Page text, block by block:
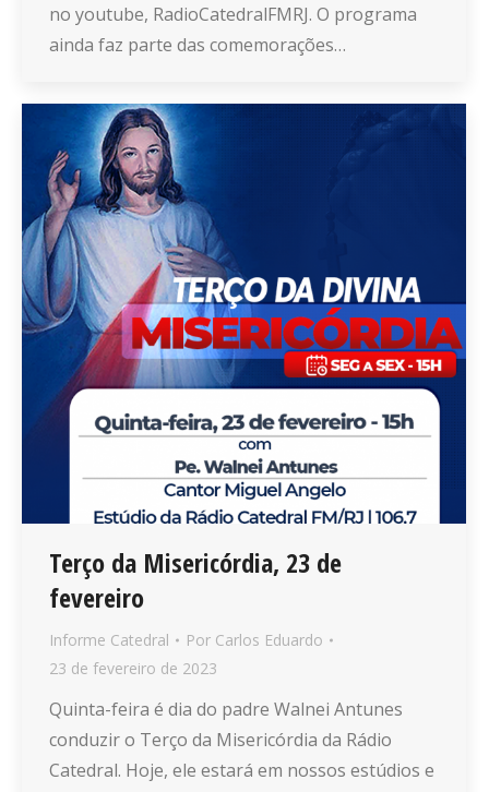
no youtube, RadioCatedralFMRJ. O programa
ainda faz parte das comemorações…
Terço da Misericórdia, 23 de
fevereiro
Informe Catedral Por Carlos Eduardo
23 de fevereiro de 2023
Quinta-feira é dia do padre Walnei Antunes
conduzir o Terço da Misericórdia da Rádio
Catedral. Hoje, ele estará em nossos estúdios e